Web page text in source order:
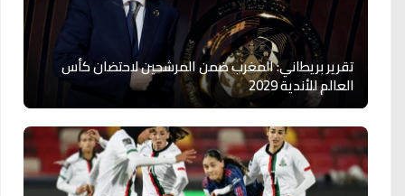
تقرير بريطاني: المغرب ضمن المرشحين لاحتضان كأس
العالم للأندية 2029